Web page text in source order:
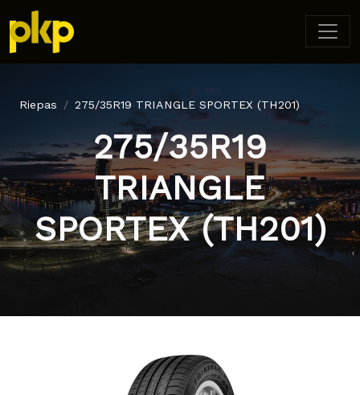
Riepas 275/35R19 TRIANGLE SPORTEX (TH201)
275/35R19
TRIANGLE
SPORTEX (TH201)